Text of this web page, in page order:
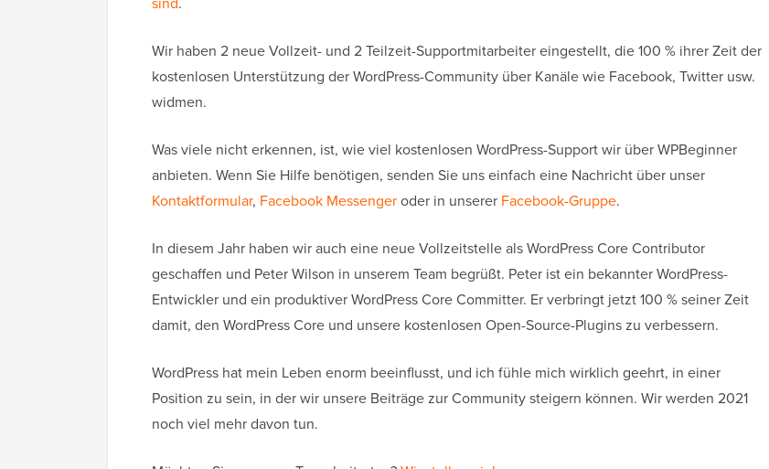
Wir haben 2 neue Vollzeit- und 2 Teilzeit-Supportmitarbeiter eingestellt, die 100 % ihrer Zeit der
kostenlosen Unterstützung der WordPress-Community über Kanäle wie Facebook, Twitter usw.
widmen.
Was viele nicht erkennen, ist, wie viel kostenlosen WordPress-Support wir über WPBeginner
anbieten. Wenn Sie Hilfe benötigen, senden Sie uns einfach eine Nachricht über unser
Kontaktformular, Facebook Messengeroder in unserer Facebook-Gruppe.
In diesem Jahr haben wir auch eine neue Vollzeitstelle als WordPress Core Contributor
geschaffen und Peter Wilson in unserem Team begrüßt. Peter ist ein bekannter WordPress-
Entwickler und ein produktiver WordPress Core Committer. Er verbringt jetzt 100 % seiner Zeit
damit, den WordPress Core und unsere kostenlosen Open-Source-Plugins zu verbessern.
WordPress hat mein Leben enorm beeinflusst, und ich fühle mich wirklich geehrt, in einer
Position zu sein, in der wir unsere Beiträge zur Community steigern können. Wir werden 2021
noch viel mehr davon tun.